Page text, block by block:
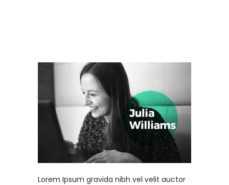
Lorem Ipsum gravida nibh vel velit auctor